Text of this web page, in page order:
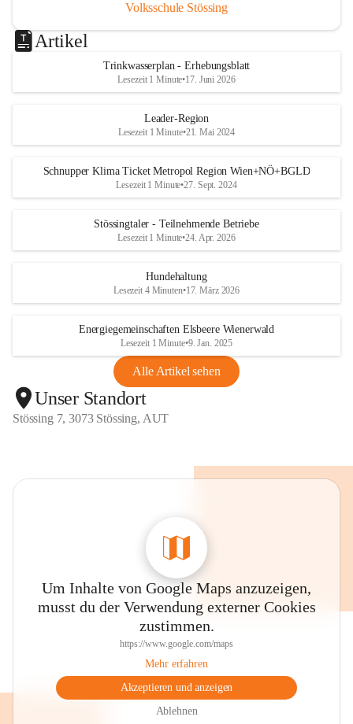
Volksschule Stössing
Artikel
Trinkwasserplan - Erhebungsblatt
Lesezeit 1 Minute•17. Juni 2026
Leader-Region
Lesezeit 1 Minute•21. Mai 2024
Schnupper Klima Ticket Metropol Region Wien+NÖ+BGLD
Lesezeit 1 Minute•27. Sept. 2024
Stössingtaler - Teilnehmende Betriebe
Lesezeit 1 Minute•24. Apr. 2026
Hundehaltung
Lesezeit 4 Minuten•17. März 2026
Energiegemeinschaften Elsbeere Wienerwald
Lesezeit 1 Minute•9. Jan. 2025
Alle Artikel sehen
Unser Standort
Stössing 7, 3073 Stössing, AUT
Um Inhalte von Google Maps anzuzeigen,
musst du der Verwendung externer Cookies
zustimmen.
https://www.google.com/maps
Mehr erfahren
Akzeptieren und anzeigen
Ablehnen